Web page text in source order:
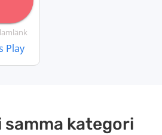
Play
samma kategori